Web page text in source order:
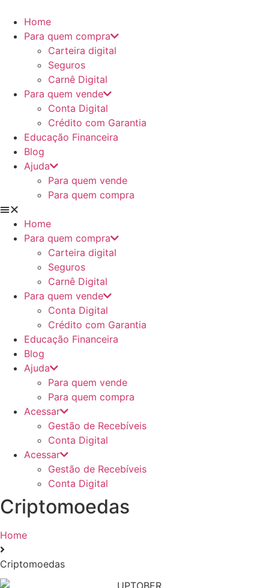
para
conteúdo
Home
Para quem compra
Carteira digital
Seguros
Carnê Digital
Para quem vende
Conta Digital
Crédito com Garantia
Educação Financeira
Blog
Ajuda
Para quem vende
Para quem compra
Home
Para quem compra
Carteira digital
Seguros
Carnê Digital
Para quem vende
Conta Digital
Crédito com Garantia
Educação Financeira
Blog
Ajuda
Para quem vende
Para quem compra
Acessar
Gestão de Recebíveis
Conta Digital
Acessar
Gestão de Recebíveis
Conta Digital
Criptomoedas
Home
Criptomoedas